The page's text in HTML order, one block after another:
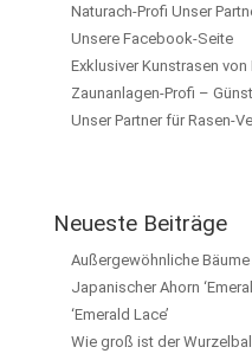
Naturach-Profi Unser
Unsere Facebook-Seite
Exklusiver Kunstrasen
Zaunanlagen-Profi –
Unser Partner für Rasen-
Neueste Beiträge
Außergewöhnliche
Japanischer Ahorn
‘Emerald Lace’
Wie groß ist der